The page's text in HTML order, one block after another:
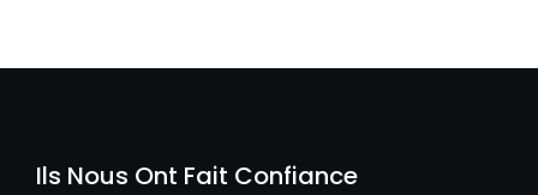
Ils Nous Ont Fait Confiance